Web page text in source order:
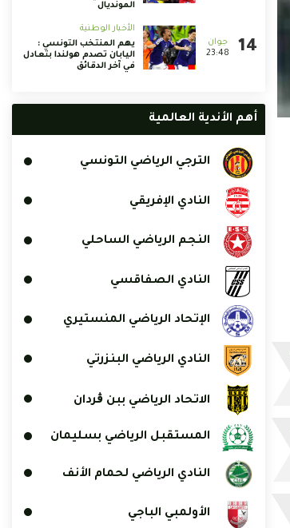
المونديال
23:48
الأخبار الوطنية
يهم المنتخب التونسي :
اليابان تصدم هولندا بتعادل
في آخر الدقائق
أهم الأندية العالمية
الترجي الرياضي التونسي
النادي الإفريقي
النجم الرياضي الساحلي
النادي الصفاقسي
الإتحاد الرياضي المنستيري
النادي الرياضي البنزرتي
الاتحاد الرياضي ببن ڨردان
المستقبل الرياضي بسليمان
النادي الرياضي لحمام الأنف
الأولمبي الباجي